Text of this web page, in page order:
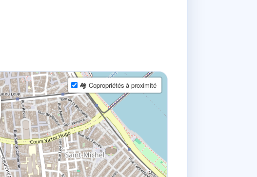
🏘 Copropriétés à proximité